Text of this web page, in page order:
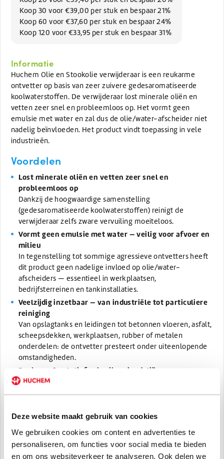
Deze website maakt gebruik van cookies
We gebruiken cookies om content en advertenties te
personaliseren, om functies voor social media te bieden
en om ons websiteverkeer te analyseren. Ook delen we
Koop 30 voor €39,00 per stuk en bespaar 21%
Koop 60 voor €37,60 per stuk en bespaar 24%
Koop 120 voor €33,95 per stuk en bespaar 31%
Informatie
Huchem Olie en Stookolie verwijderaar is een reukarme
ontvetter op basis van zeer zuivere gedesaromatiseerde
koolwaterstoffen. De verwijderaar lost minerale oliën en
vetten zeer snel en probleemloos op. Het vormt geen
emulsie met water en zal dus de olie/water-afscheider niet
nadelig beïnvloeden. Het product vindt toepassing in vele
industrieën.
Voordelen
Lost minerale oliën en vetten zeer snel en
probleemloos op
Dankzij de hoogwaardige samenstelling
(gedesaromatiseerde koolwaterstoffen) reinigt de
verwijderaar zelfs zware vervuiling moeiteloos.
Vormt geen emulsie met water — veilig voor afvoer en
milieu
In tegenstelling tot sommige agressieve ontvetters heeft
dit product geen nadelige invloed op olie/water-
afscheiders — essentieel in werkplaatsen,
bedrijfsterreinen en tankinstallaties.
Veelzijdig inzetbaar — van industriële tot particuliere
reiniging
Van opslagtanks en leidingen tot betonnen vloeren, asfalt,
scheepsdekken, werkplaatsen, rubber of metalen
onderdelen: de ontvetter presteert onder uiteenlopende
omstandigheden.
Reukarm & relatief gebruiksvriendelijk
In tegenstelling tot ruwe oplosmiddelen is deze ontvetter
geventileerde ruimtes.
Inhoud van 10 L is geschikt voor werkplaatsen, garages of
frequent gebruik — ideaal voor wie regelmatig te maken